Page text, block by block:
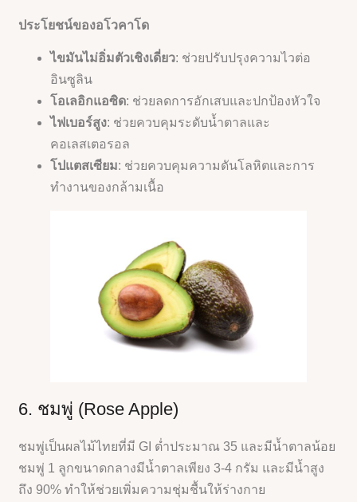
ประโยชน์ของอโวคาโด
ไขมันไม่อิ่มตัวเชิงเดี่ยว: ช่วยปรับปรุงความไวต่อ
อินซูลิน
โอเลอิกแอซิด: ช่วยลดการอักเสบและปกป้องหัวใจ
ไฟเบอร์สูง: ช่วยควบคุมระดับน้ำตาลและ
คอเลสเตอรอล
โปแตสเซียม: ช่วยควบคุมความดันโลหิตและการ
ทำงานของกล้ามเนื้อ
6. ชมพู่ (Rose Apple)
ชมพู่เป็นผลไม้ไทยที่มี GI ต่ำประมาณ 35 และมีน้ำตาลน้อย
ชมพู่ 1 ลูกขนาดกลางมีน้ำตาลเพียง 3-4 กรัม และมีน้ำสูง
ถึง 90% ทำให้ช่วยเพิ่มความชุ่มชื้นให้ร่างกาย